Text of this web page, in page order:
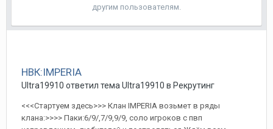
другим пользователям.
НВК:IMPERIA
Ultra19910 ответил тема Ultra19910 в Рекрутинг
<<<Стартуем здесь>>> Клан IMPERIA возьмет в ряды
клана:>>>> Паки:6/9/,7/9,9/9, соло игроков с пвп